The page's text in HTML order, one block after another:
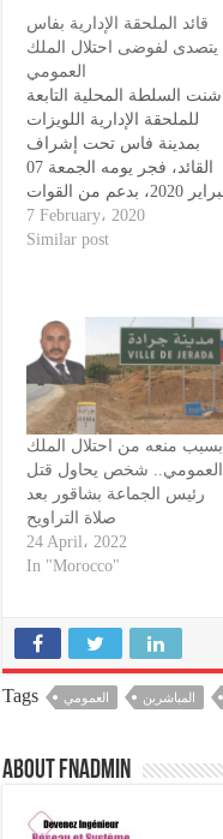
قائد الملحقة الإدارية بفاس
يتصدى لفوضى احتلال الملك
العمومي
شنت السلطة المحلية التابعة
للملحقة الإدارية اللويزات
بمدينة فاس تحت إشراف
القائد، فجر يومه الجمعة 07
فبراير 2020، بدعم من القوات
المساعدة وعناصر الأمن
الوطني وممثلي الشرطة
المتجولين وبراريك على
قارعة الطريق. وذكر مصدر
مطلع، أن السلطة المحلية
تمكنت…
7 February، 2020
Similar post
بسبب منعه من احتلال الملك
العمومي.. شخص يحاول قتل
رئيس الجماعة بشاقور بعد
صلاة التراويح
24 April، 2022
In "Morocco"
Tags العمومي المباشرين
About fnadmin